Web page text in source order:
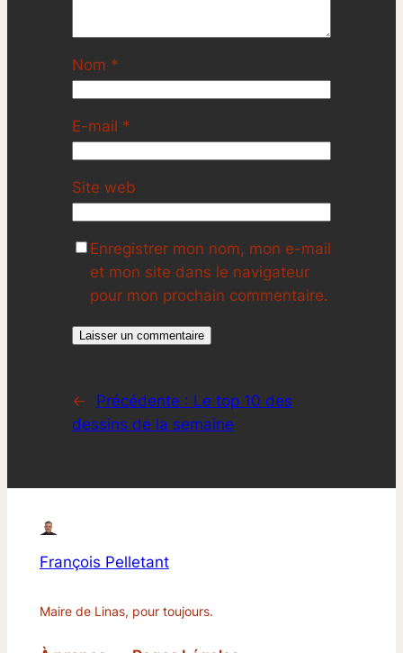
Nom *
E-mail *
Site web
Enregistrer mon nom, mon e-mail
et mon site dans le navigateur
pour mon prochain commentaire.
← Précédente : Le top 10 des
dessins de la semaine
François Pelletant
Maire de Linas, pour toujours.